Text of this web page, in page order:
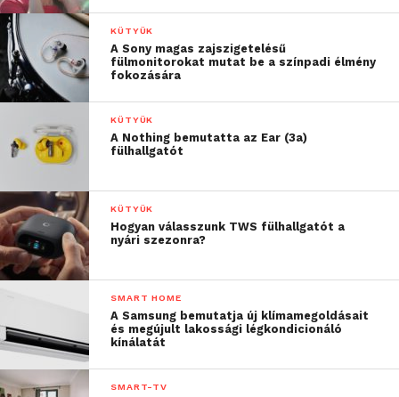
KÜTYÜK
A Sony magas zajszigetelésű
fülmonitorokat mutat be a színpadi élmény
fokozására
KÜTYÜK
A Nothing bemutatta az Ear (3a)
fülhallgatót
KÜTYÜK
Hogyan válasszunk TWS fülhallgatót a
nyári szezonra?
SMART HOME
A Samsung bemutatja új klímamegoldásait
és megújult lakossági légkondicionáló
kínálatát
SMART-TV